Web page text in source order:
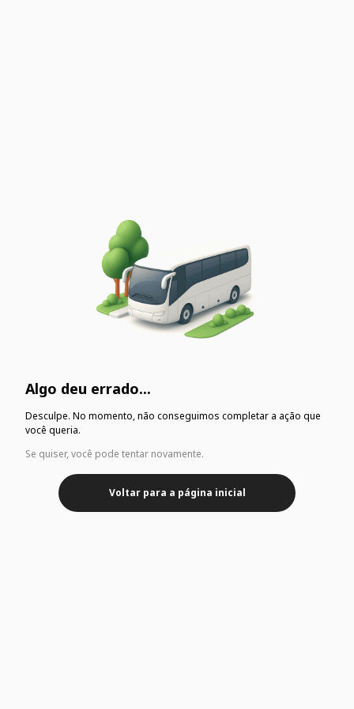
Algo deu errado...
Desculpe. No momento, não conseguimos completar a ação que
você queria.
Se quiser, você pode tentar novamente.
Voltar para a página inicial